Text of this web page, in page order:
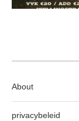
About
privacybeleid